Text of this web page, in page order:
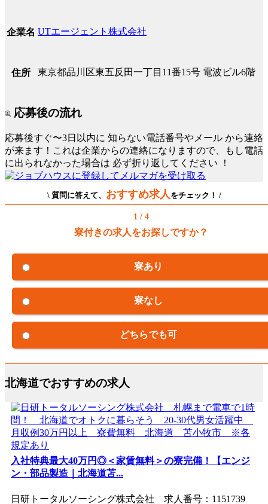
企業名 UTエージェント株式会社
住所 東京都品川区東五反田一丁目11番15号 電波ビル6階
応募後の流れ
応募後すぐ〜3日以内に 知らない電話番号やメール から連絡
が来ます！これは企業からの連絡になりますので、もし電話
に出られなかった場合は 必ず折り返してください ！
\ 質問に答えて、 おすすめ求人 をチェック！ /
1 / 4
寮付きの求人をお探しですか？
寮あり
寮なし
どちらでも可
北海道でおすすめの求人
入社特典最大40万円◎＜家賃無料＞の寮完備！【エンジ
ン・部品製造｜北海道苫...
日研トータルソーシング株式会社 求人番号：1151739